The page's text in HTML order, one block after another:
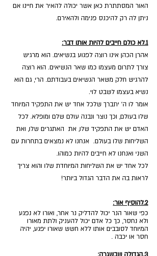
האור המסתתרת כאן אשר יכולה להאיר את חיינו אם
ניתן לה רק להיכנס פנימה ולהאירם.
1.לא כולם חייבים להיות אותו דבר:
אהרן הכהן אינו רוצה לפגוע בנשיאים. הוא מרגיש
צורך לתרום מעצמו כמו שאר הנשיאים. הוא רוצה
להרגיש חלק משאר הנשיאים בעבודתם. הרי, גם הוא
נשיא בעצמו לשבט לוי.
אומר לו ה' יתברך שלכל אחד יש את התפקיד המיוחד
שלו בעולם, וכך נוצר ונבנה עולם שלם ומופלא. לכל
האדם יש את התפקיד שלו, את  האתגרים שלו, ואת
השליחות שלו בעולם.  אנחנו לא נמצאים בתחרות עם
השני ואנחנו לא חייבים להיות כמוהו.
לכל אחד יש את השליחות המיוחדת שלו והוא צריך
לראות בה את הדבר הגדול ביותר!
2.להוסיף אור:
כפי שאור הנר יכול להדליק נר אחר, ואורו לא נפגע
ולא נחסר, כך כל אדם יכול להעניק ולתת מאורו
המיוחד לסובבים אותו ללא חשש שאורו יפגע, יהיה
חסר או יכבה .